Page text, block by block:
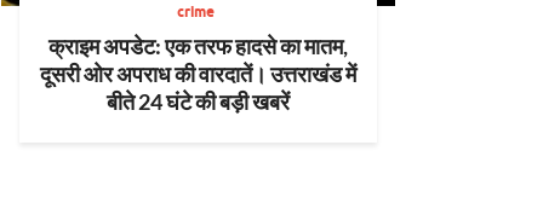
crime
क्राइम अपडेट: एक तरफ हादसे का मातम,
दूसरी ओर अपराध की वारदातें। उत्तराखंड में
बीते 24 घंटे की बड़ी खबरें